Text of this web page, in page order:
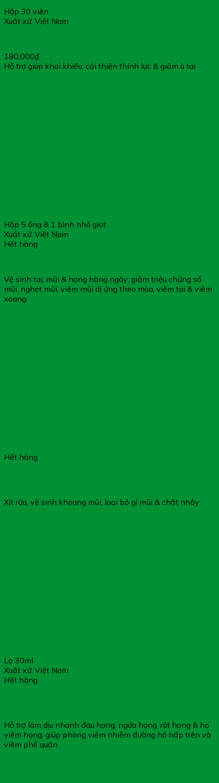
Hộp 30 viên
Xuất xứ: Việt Nam
180,000₫
Hỗ trợ giúp khai khiếu; cải thiện thính lực & giảm ù tai
Hộp 5 ống & 1 bình nhỏ giọt
Xuất xứ: Việt Nam
Hết hàng
Vệ sinh tai, mũi & họng hàng ngày; giảm triệu chứng sổ
mũi, nghẹt mũi, viêm mũi dị ứng theo mùa, viêm tai & viêm
xoang
Hết hàng
Xịt rửa, vệ sinh khoang mũi, loại bỏ gỉ mũi & chất nhầy
Lọ 30ml
Xuất xứ: Việt Nam
Hết hàng
Hỗ trợ làm dịu nhanh đau họng, ngứa họng, rát họng & ho
viêm họng; giúp phòng viêm nhiễm đường hô hấp trên và
viêm phế quản